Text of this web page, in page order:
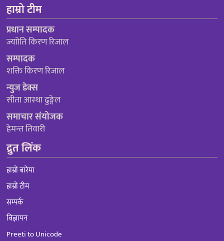
हाम्रो टीम
प्रधान सम्पादक
ज्याोति किरण रिजाल
सम्पादक
शक्ति किरण रिजाल
न्युज डेक्स
सीता आस्था ढुङ्गेल
समाचार संयोजक
हेमन्त तिवारी
द्रुत लिंक
हाम्रो बारेमा
हाम्रो टीम
सम्पर्क
विज्ञापन
Preeti to Unicode